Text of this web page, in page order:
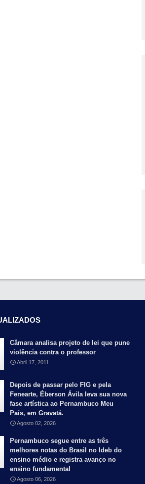
Câmara analisa projeto de lei que pune
violência contra o professor
Abril 17, 2011
Depois de passar pelo FIG e pela
Fenearte, Éberson Ávila leva sua nova
fase artística ao Pernambuco Meu
País, em Gravatá.
Agosto 02, 2026
Pernambuco segue entre as três
melhores notas do Brasil no Ideb do
ensino médio e registra avanço no
ensino fundamental
Agosto 06, 2026